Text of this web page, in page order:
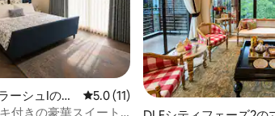
ーシュIのマ
レビュー11件、5つ星中5.0つ星の
5.0 (11)
付きの豪華スイート |